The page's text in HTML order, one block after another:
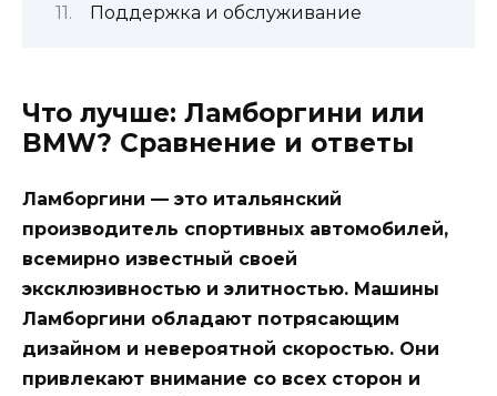
Поддержка и обслуживание
Что лучше: Ламборгини или
BMW? Сравнение и ответы
Ламборгини — это итальянский
производитель спортивных автомобилей,
всемирно известный своей
эксклюзивностью и элитностью. Машины
Ламборгини обладают потрясающим
дизайном и невероятной скоростью. Они
привлекают внимание со всех сторон и